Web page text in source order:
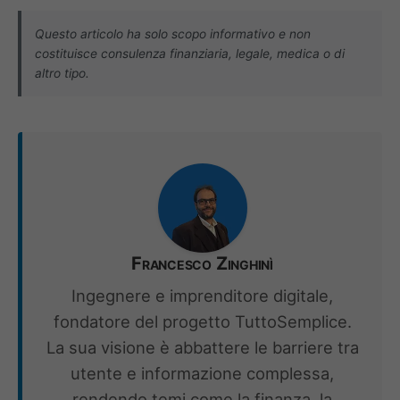
Questo articolo ha solo scopo informativo e non
costituisce consulenza finanziaria, legale, medica o di
altro tipo.
Francesco Zinghinì
Ingegnere e imprenditore digitale,
fondatore del progetto TuttoSemplice.
La sua visione è abbattere le barriere tra
utente e informazione complessa,